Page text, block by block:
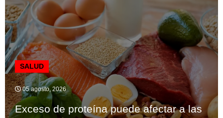
SALUD
05 agosto, 2026
Exceso de proteína puede afectar a las